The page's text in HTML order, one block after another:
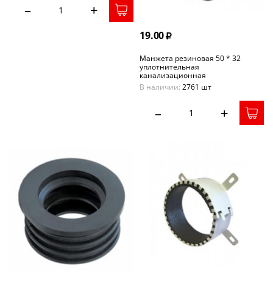
– +
19.00
Манжета резиновая 50 * 32
уплотнительная
канализационная
В наличии: 2761 шт
– +